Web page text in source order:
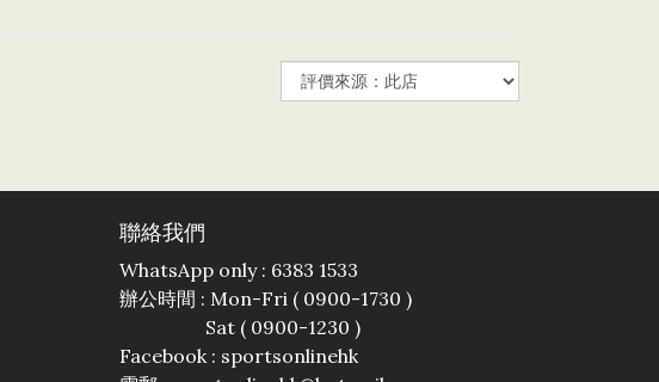
聯絡我們
WhatsApp only : 6383 1533
辦公時間 : Mon-Fri ( 0900-1730 )
Sat ( 0900-1230 )
Facebook : sportsonlinehk